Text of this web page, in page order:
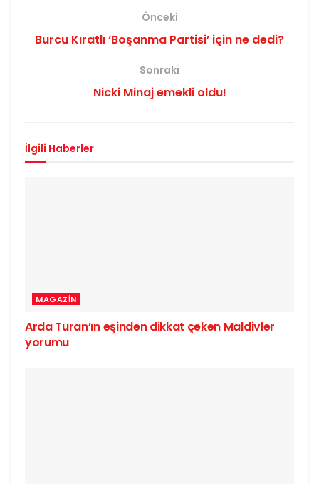
Önceki
Burcu Kıratlı ‘Boşanma Partisi’ için ne dedi?
Sonraki
Nicki Minaj emekli oldu!
İlgili Haberler
MAGAZIN
Arda Turan’ın eşinden dikkat çeken Maldivler
yorumu